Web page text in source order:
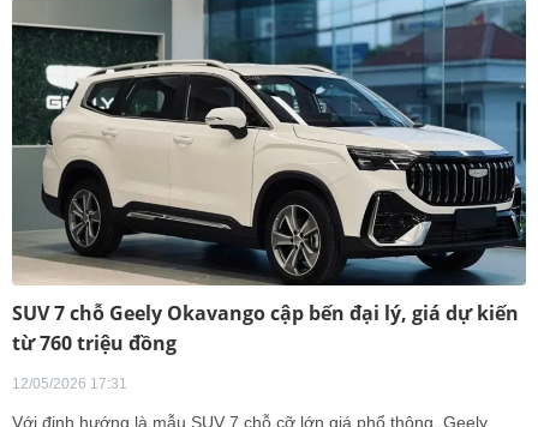
SUV 7 chỗ Geely Okavango cập bến đại lý, giá dự kiến
từ 760 triệu đồng
12/05/2026 17:31
Với định hướng là mẫu SUV 7 chỗ cỡ lớn giá phổ thông, Geely